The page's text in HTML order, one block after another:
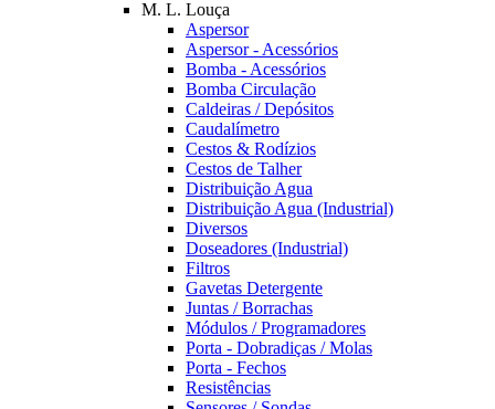
M. L. Louça
Aspersor
Aspersor - Acessórios
Bomba - Acessórios
Bomba Circulação
Caldeiras / Depósitos
Caudalímetro
Cestos & Rodízios
Cestos de Talher
Distribuição Agua
Distribuição Agua (Industrial)
Diversos
Doseadores (Industrial)
Filtros
Gavetas Detergente
Juntas / Borrachas
Módulos / Programadores
Porta - Dobradiças / Molas
Porta - Fechos
Resistências